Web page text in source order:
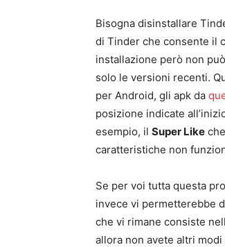
Bisogna disinstallare
di Tinder che consente il
installazione però non
solo le versioni recenti.
per Android, gli apk da
posizione indicate
esempio, il Super Like
caratteristiche non
Se per voi tutta questa
invece vi permetterebbe
che vi rimane consiste
allora non avete altri